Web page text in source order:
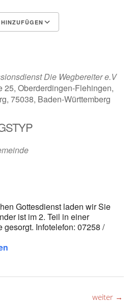
Die Wegbereiter e.V
25, Oberderdingen-Flehingen,
75038, Baden-Württemberg
Gottesdienst laden wir Sie
ist im 2. Teil in einer
Infotelefon: 07258 /
weiter →